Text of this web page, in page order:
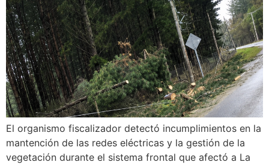
El organismo fiscalizador detectó incumplimientos en la
mantención de las redes eléctricas y la gestión de la
vegetación durante el sistema frontal que afectó a La